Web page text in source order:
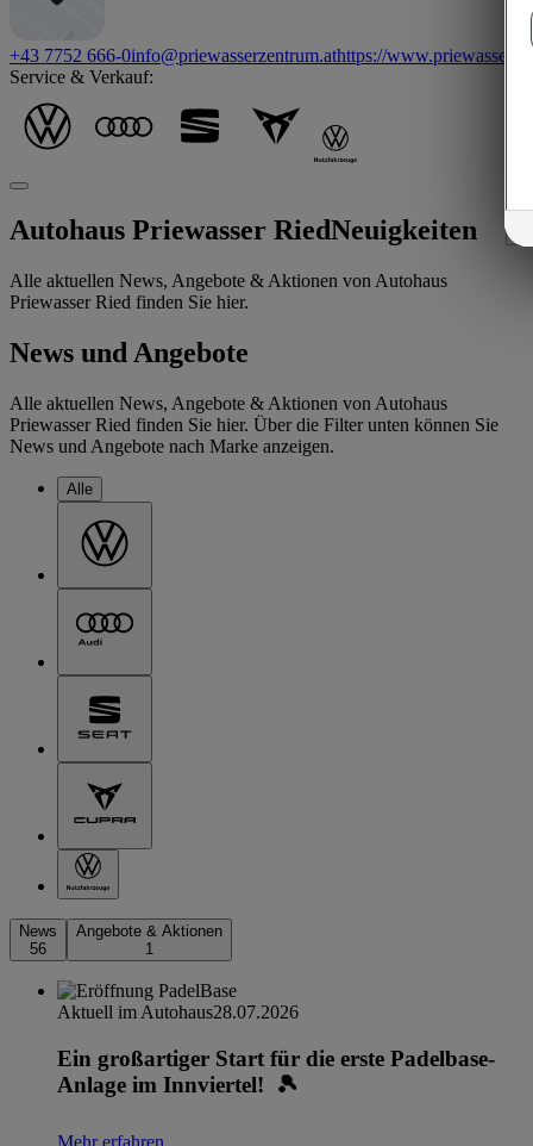
+43 7752 666-0info@priewasserzentrum.athttps://
Service & Verkauf:
Autohaus Priewasser RiedNeuigkeiten
Alle aktuellen News, Angebote & Aktionen von Autohaus
Priewasser Ried finden Sie hier.
News und Angebote
Alle aktuellen News, Angebote & Aktionen von Autohaus
Priewasser Ried finden Sie hier. Über die Filter unten können Sie
News und Angebote nach Marke anzeigen.
Alle
News
56
Angebote & Aktionen
1
Aktuell im Autohaus28.07.2026
Ein großartiger Start für die erste Padelbase-
Anlage im Innviertel! 🎾